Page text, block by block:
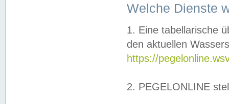
Welche Dienste
1. Eine tabellarische
den aktuellen
https://
2. PEGELONLINE